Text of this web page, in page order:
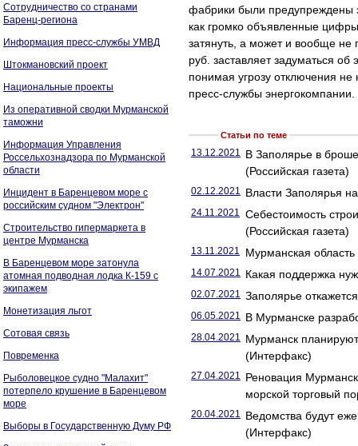
Сотрудничество со странами
Баренц-региона
Информация пресс-службы УМВД
Штокмановский проект
Национальные проекты
Из оперативной сводки Мурманской
таможни
Информация Управления
Россельхознадзора по Мурманской
области
Инцидент в Баренцевом море с
российским судном "Электрон"
Строительство гипермаркета в
центре Мурманска
В Баренцевом море затонула
атомная подводная лодка К-159 с
экипажем
Монетизация льгот
Сотовая связь
Повременка
Рыболовецкое судно "Малахит"
потерпело крушение в Баренцевом
море
Выборы в Государственную Думу РФ
фабрики были предупреждены
как громко объявленные
затянуть, а может и вообще
руб. заставляет задуматься
понимая угрозу отключения
пресс-службы энергокомпании.
Статьи по теме
13.12.2021 В Заполярье в
(Российская газета)
02.12.2021 Власти Заполярья
24.11.2021 Себестоимость
(Российская газета)
13.11.2021 Мурманская
14.07.2021 Какая поддержка
02.07.2021 Заполярье
06.05.2021 В Мурманске
28.04.2021 Мурманск
(Интерфакс)
27.04.2021 Реновация
морской торговый
20.04.2021 Ведомства будут
(Интерфакс)